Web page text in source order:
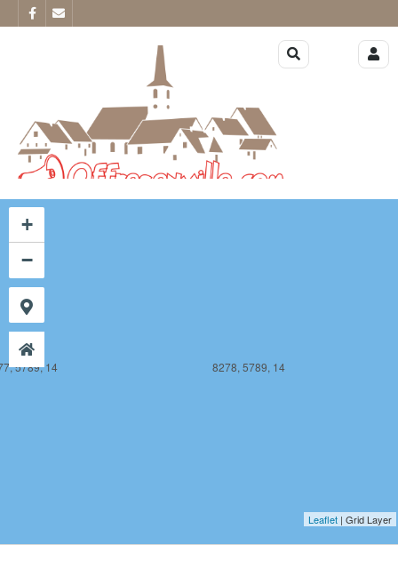
5788, 14 8278, 5788, 14
5789, 14 8278, 5789, 14
+
−
Leaflet | Grid Layer